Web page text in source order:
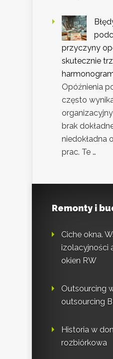
przyczyny
skutecznie
Opóźnienia
często
brak
niedokładna
prac. Te …
Remonty i
Ciche okna.
izolacyjności
okien RW
Outsourcing
outsourcing
Historia w
rozbiórkowa